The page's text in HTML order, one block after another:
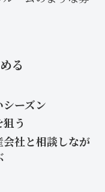
る
ーズン
う
社と相談しなが